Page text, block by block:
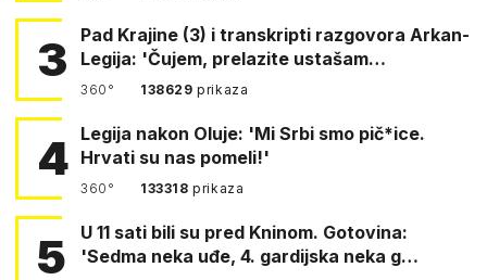
3
Pad Krajine (3) i transkripti razgovora Arkan-
Legija: 'Čujem, prelazite ustašam…
360° 138629prikaza
4 Legija nakon Oluje: 'Mi Srbi smo pič*ice.
Hrvati su nas pomeli!'
360° 133318prikaza
5
U 11 sati bili su pred Kninom. Gotovina:
'Sedma neka uđe, 4. gardijska neka g…